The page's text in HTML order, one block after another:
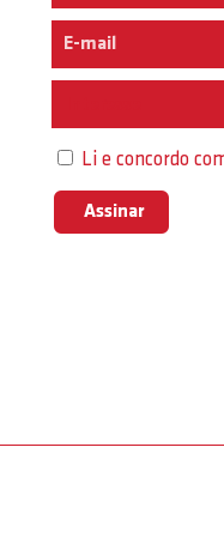
Li e concordo